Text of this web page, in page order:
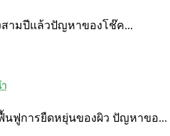
ามปีแล้วปัญหาของโช๊ค...
นฟูการยืดหยุ่นของผิว ปัญหาขอ...